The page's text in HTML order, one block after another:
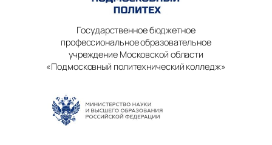
Государственное бюджетное
профессиональное образовательное
учреждение Московской области
«Подмосковный политехнический колледж»